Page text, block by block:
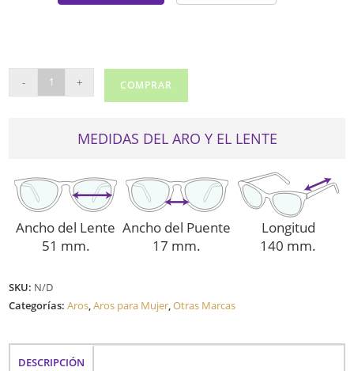
1034
- + COMPRAR
MEDIDAS DEL ARO Y EL LENTE
Ancho del Lente
51 mm.
Ancho del Puente
17 mm.
Longitud
140 mm.
SKU: N/D
Categorías:Aros,Aros para Mujer,Otras Marcas
DESCRIPCIÓN